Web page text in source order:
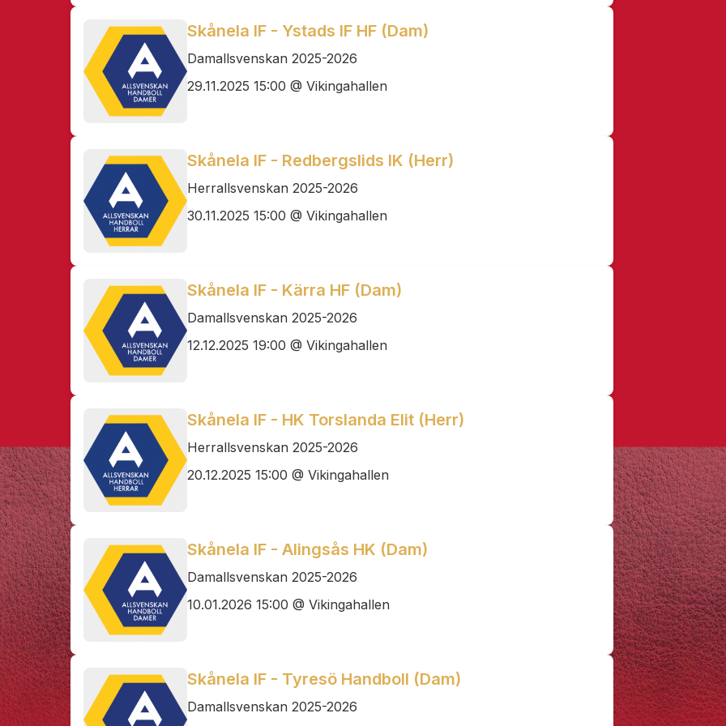
Skånela IF - Ystads IF HF (Dam)
Damallsvenskan 2025-2026
29.11.2025 15:00 @ Vikingahallen
Skånela IF - Redbergslids IK (Herr)
Herrallsvenskan 2025-2026
30.11.2025 15:00 @ Vikingahallen
Skånela IF - Kärra HF (Dam)
Damallsvenskan 2025-2026
12.12.2025 19:00 @ Vikingahallen
Skånela IF - HK Torslanda Elit (Herr)
Herrallsvenskan 2025-2026
20.12.2025 15:00 @ Vikingahallen
Skånela IF - Alingsås HK (Dam)
Damallsvenskan 2025-2026
10.01.2026 15:00 @ Vikingahallen
Skånela IF - Tyresö Handboll (Dam)
Damallsvenskan 2025-2026